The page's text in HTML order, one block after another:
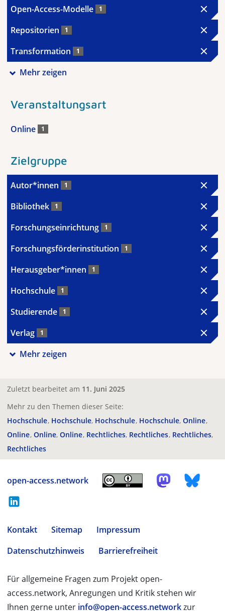
Open-Access-Modelle 1
Repositorien 1
Transformation 1
Mehr zeigen
Veranstaltungsart
Online 1
Zielgruppe
Autor*innen 1
Bibliothek 1
Forschungseinrichtung 1
Forschungsförderinstitution 1
Herausgeber*innen 1
Hochschule 1
Studierende 1
Verlag 1
Mehr zeigen
Zuletzt bearbeitet am 11. Juni 2025
Mehr zu den Themen dieser Seite:
Hochschule Hochschule Hochschule Hochschule Online
Online Online Online Rechtliches Rechtliches Rechtliches
Rechtliches
open-access.network
Kontakt Sitemap
Impressum
Datenschutzhinweis
Barrierefreiheit
Für allgemeine Fragen zum Projekt open-
access.network, Anregungen und Kritik stehen wir
Ihnen gerne unter info@open-access.networkzur